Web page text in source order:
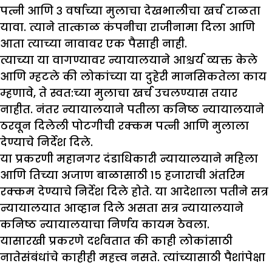
पत्नी आणि ३ वर्षाच्या मुलाचा देखभालीचा खर्च टाळता
यावा. त्याने तात्काळ कंपनीचा राजीनामा दिला आणि
आता त्याच्या नावावर एक पैसाही नाही.
त्याच्या या वागण्यावर न्यायालयाने आश्चर्य व्यक्त केले
आणि म्हटले की लोकांच्या या दुहेरी मानसिकतेला काय
म्हणावे, ते स्वत:च्या मुलाचा खर्च उचलण्यास तयार
नाहीत. नंतर न्यायालयाने पतीला कनिष्ठ न्यायालयाने
ठरवून दिलेली पोटगीची रक्कम पत्नी आणि मुलाला
देण्याचे निर्देश दिले.
या प्रकरणी महानगर दंडाधिकारी न्यायालयाने महिला
आणि तिच्या अजाण बाळासाठी १५ हजाराची अंतरिम
रक्कम देण्याचे निर्देश दिले होते. या आदेशाला पतीने सत्र
न्यायालयात आव्हान दिले असता सत्र न्यायालयाने
कनिष्ठ न्यायालयाचा निर्णय कायम ठेवला.
यासारखी प्रकरणे दर्शवतात की काही लोकांसाठी
नातेसंबंधांचे काहीही महत्त्व नसते. त्यांच्यासाठी पैशांपेक्षा